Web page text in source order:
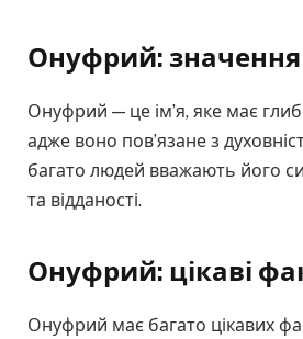
Онуфрий: значення
Онуфрий — це ім’я, яке має
адже воно пов’язане з
багато людей вважають його
та відданості.
Онуфрий: цікаві
Онуфрий має багато цікавих